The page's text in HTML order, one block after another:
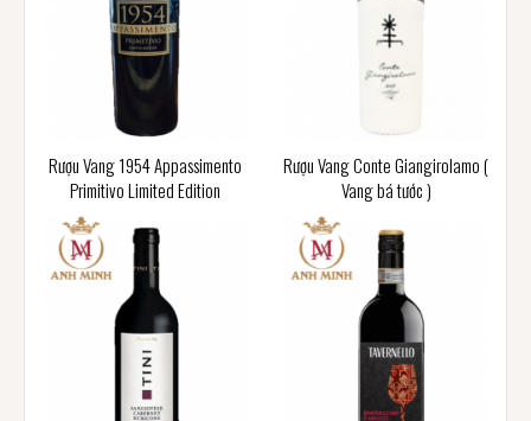
Rượu Vang 1954 Appassimento
Primitivo Limited Edition
Rượu Vang Conte Giangirolamo (
Vang bá tước )